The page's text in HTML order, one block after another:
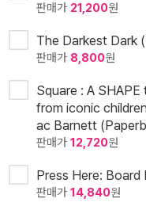
판매가 21,200원
The Darkest Dark
판매가 8,800원
Square : A
from iconic
ac Barnett
판매가 12,720원
Press Here:
판매가 14,840원